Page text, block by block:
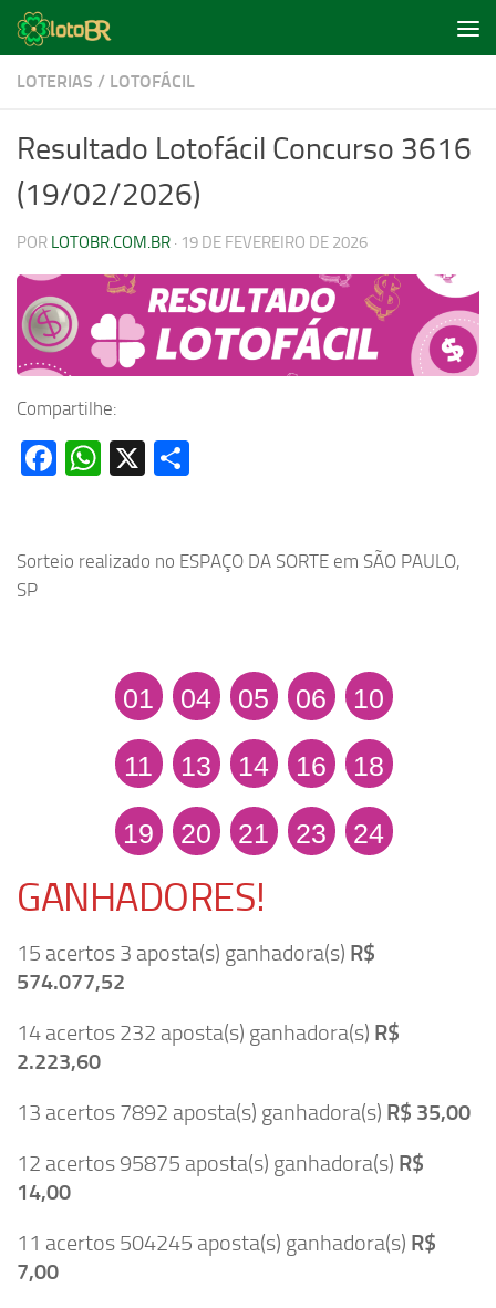
Skip to content
LOTERIAS / LOTOFÁCIL
Resultado Lotofácil Concurso 3616
(19/02/2026)
POR LOTOBR.COM.BR · 19 DE FEVEREIRO DE 2026
Compartilhe:
Facebook
WhatsApp
X
Sorteio realizado no ESPAÇO DA SORTE em SÃO PAULO,
SP
01 04 05 06 10
11 13 14 16 18
19 20 21 23 24
GANHADORES!
15 acertos 3 aposta(s) ganhadora(s) R$
574.077,52
14 acertos 232 aposta(s) ganhadora(s) R$
2.223,60
13 acertos 7892 aposta(s) ganhadora(s) R$ 35,00
12 acertos 95875 aposta(s) ganhadora(s) R$
14,00
11 acertos 504245 aposta(s) ganhadora(s) R$
7,00